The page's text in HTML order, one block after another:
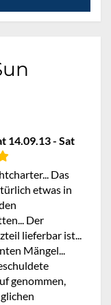
14.09.13 - Sat
Das
etwas in
Der
lieferbar ist...
Mängel...
genommen,